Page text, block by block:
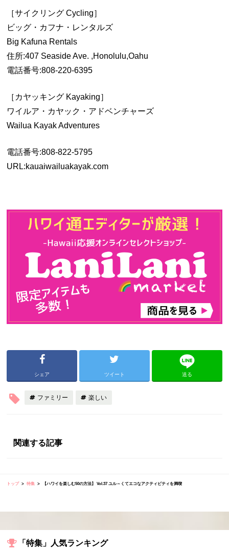
［サイクリング Cycling］
ビッグ・カフナ・レンタルズ
Big Kafuna Rentals
住所:407 Seaside Ave. ,Honolulu,Oahu
電話番号:808-220-6395
［カヤッキング Kayaking］
ワイルア・カヤック・アドベンチャーズ
Wailua Kayak Adventures
電話番号:808-822-5795
URL:kauaiwailuakayak.com
シェア ツイート 送る
ファミリー 楽しい
関連する記事
トップ 特集 【ハワイを楽しむ50の方法】 Vol.37 ユル～くてエコなアクティビティを満喫
「特集」人気ランキング